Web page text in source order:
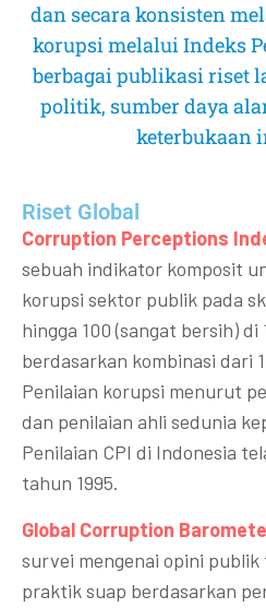
dan secara konsisten
korupsi melalui Indeks
berbagai publikasi riset
politik, sumber daya
keterbukaan
Riset Global​
Corruption Perceptions
sebuah indikator komposit
korupsi sektor publik pada
hingga 100 (sangat bersih) di
berdasarkan kombinasi dari
Penilaian korupsi menurut
dan penilaian ahli sedunia
Penilaian CPI di Indonesia
tahun 1995.
Global Corruption
survei mengenai opini
praktik suap berdasarkan